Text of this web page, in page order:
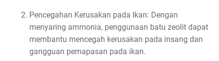
Pencegahan Kerusakan pada Ikan: Dengan
menyaring ammonia, penggunaan batu zeolit dapat
membantu mencegah kerusakan pada insang dan
gangguan pernapasan pada ikan.